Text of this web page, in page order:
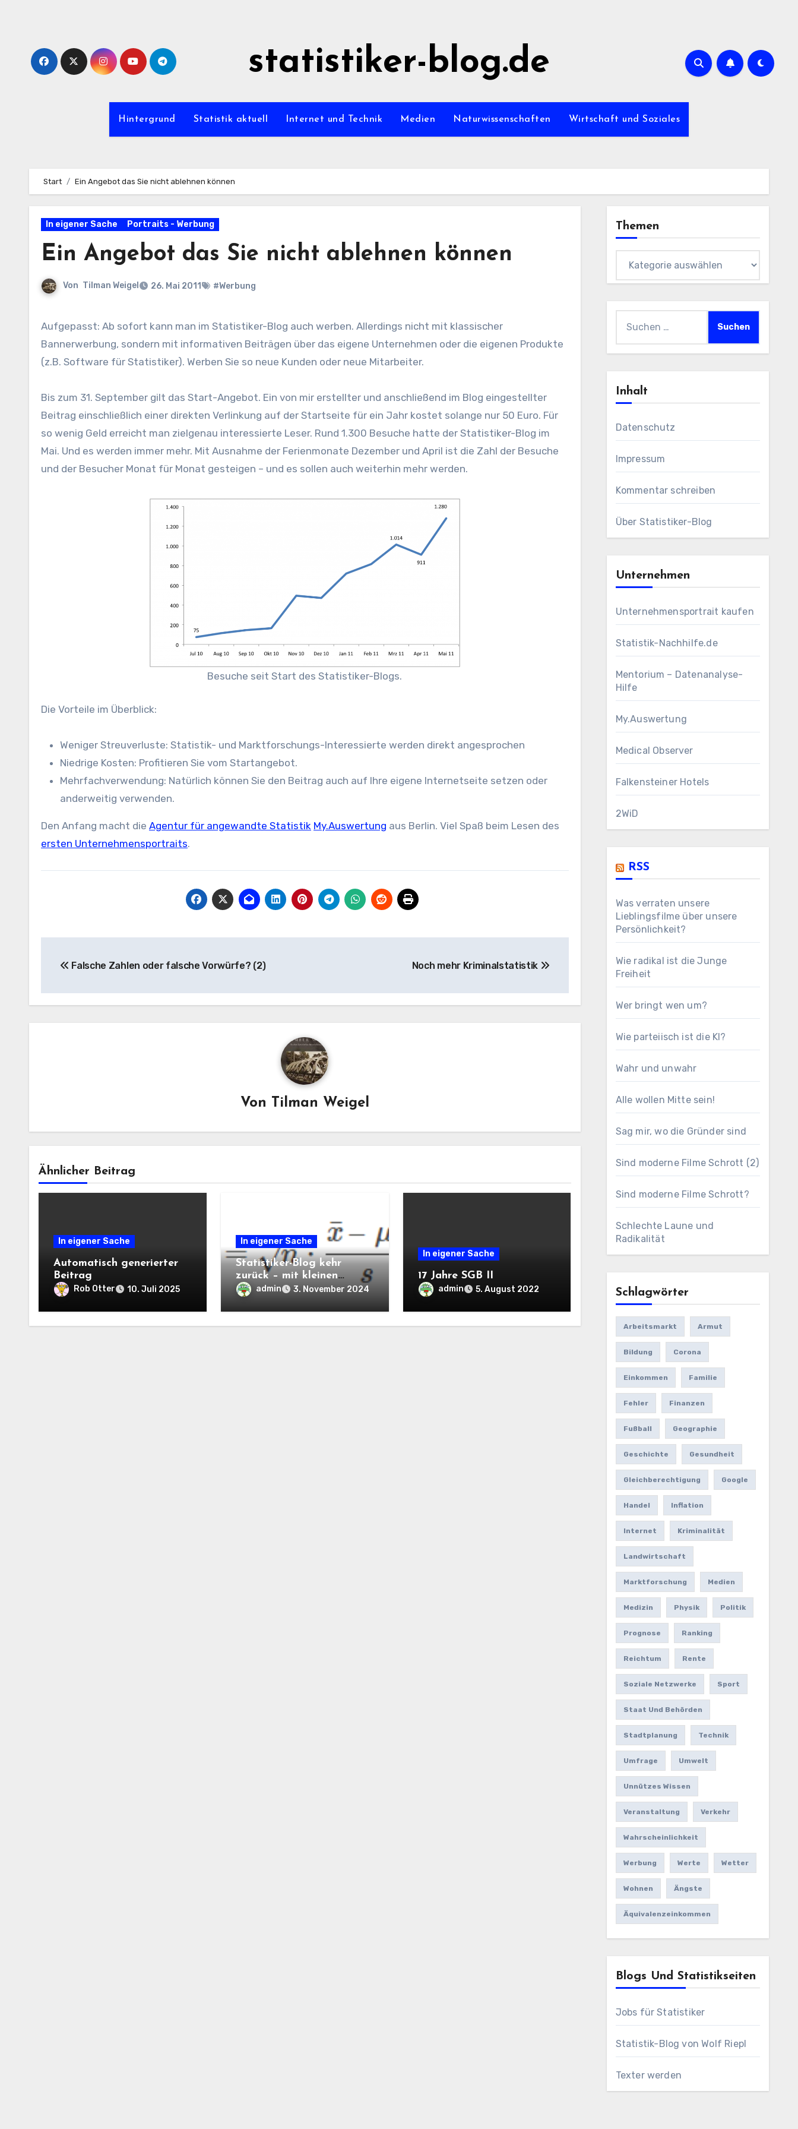
statistiker-blog.de
Hintergrund Statistik aktuell Internet und Technik Medien Naturwissenschaften Wirtschaft und Soziales
Start Ein Angebot das Sie nicht ablehnen können
In eigener Sache Portraits - Werbung
Ein Angebot das Sie nicht ablehnen können
Von Tilman Weigel 26. Mai 2011 #Werbung
Aufgepasst: Ab sofort kann man im Statistiker-Blog auch werben. Allerdings nicht mit klassischer
Bannerwerbung, sondern mit informativen Beiträgen über das eigene Unternehmen oder die eigenen Produkte
(z.B. Software für Statistiker). Werben Sie so neue Kunden oder neue Mitarbeiter.
Bis zum 31. September gilt das Start-Angebot. Ein von mir erstellter und anschließend im Blog eingestellter
Beitrag einschließlich einer direkten Verlinkung auf der Startseite für ein Jahr kostet solange nur 50 Euro. Für
so wenig Geld erreicht man zielgenau interessierte Leser. Rund 1.300 Besuche hatte der Statistiker-Blog im
Mai. Und es werden immer mehr. Mit Ausnahme der Ferienmonate Dezember und April ist die Zahl der Besuche
und der Besucher Monat für Monat gesteigen – und es sollen auch weiterhin mehr werden.
Besuche seit Start des Statistiker-Blogs.
Die Vorteile im Überblick:
Weniger Streuverluste: Statistik- und Marktforschungs-Interessierte werden direkt angesprochen
Niedrige Kosten: Profitieren Sie vom Startangebot.
Mehrfachverwendung: Natürlich können Sie den Beitrag auch auf Ihre eigene Internetseite setzen oder
anderweitig verwenden.
Den Anfang macht die Agentur für angewandte Statistik My.Auswertung aus Berlin. Viel Spaß beim Lesen des
ersten Unternehmensportraits.
Falsche Zahlen oder falsche Vorwürfe? (2) Noch mehr Kriminalstatistik
Von Tilman Weigel
Ähnlicher Beitrag
In eigener Sache
Automatisch generierter
Beitrag
Rob Otter 10. Juli 2025
In eigener Sache
Statistiker-Blog kehr
zurück – mit kleinen
Anlaufschwierigkeiten
admin 3. November 2024
In eigener Sache
17 Jahre SGB II
admin 5. August 2022
Themen
nach:
Inhalt
Datenschutz
Impressum
Kommentar schreiben
Über Statistiker-Blog
Unternehmen
Unternehmensportrait kaufen
Statistik-Nachhilfe.de
Mentorium – Datenanalyse-
Hilfe
My.Auswertung
Medical Observer
Falkensteiner Hotels
2WiD
RSS
Was verraten unsere
Lieblingsfilme über unsere
Persönlichkeit?
Wie radikal ist die Junge
Freiheit
Wer bringt wen um?
Wie parteiisch ist die KI?
Wahr und unwahr
Alle wollen Mitte sein!
Sag mir, wo die Gründer sind
Sind moderne Filme Schrott (2)
Sind moderne Filme Schrott?
Schlechte Laune und
Radikalität
Schlagwörter
Arbeitsmarkt Armut
Bildung Corona
Einkommen Familie
Fehler Finanzen
Fußball Geographie
Geschichte Gesundheit
Gleichberechtigung Google
Handel Inflation
Internet Kriminalität
Landwirtschaft
Marktforschung Medien
Medizin Physik Politik
Prognose Ranking
Reichtum Rente
Soziale Netzwerke Sport
Staat Und Behörden
Stadtplanung Technik
Umfrage Umwelt
Unnützes Wissen
Veranstaltung Verkehr
Wahrscheinlichkeit
Werbung Werte Wetter
Wohnen Ängste
Äquivalenzeinkommen
Blogs Und Statistikseiten
Jobs für Statistiker
Statistik-Blog von Wolf Riepl
Texter werden